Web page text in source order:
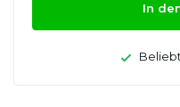
In